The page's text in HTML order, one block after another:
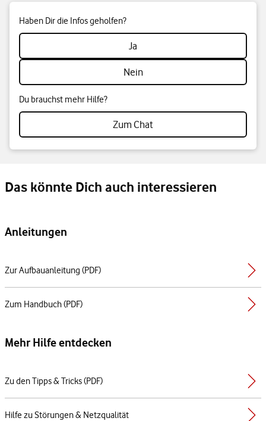
Haben Dir die Infos geholfen?
Ja
Nein
Du brauchst mehr Hilfe?
Zum Chat
Das könnte Dich auch interessieren
Anleitungen
Zur Aufbauanleitung (PDF)
Zum Handbuch (PDF)
Mehr Hilfe entdecken
Zu den Tipps & Tricks (PDF)
Hilfe zu Störungen & Netzqualität